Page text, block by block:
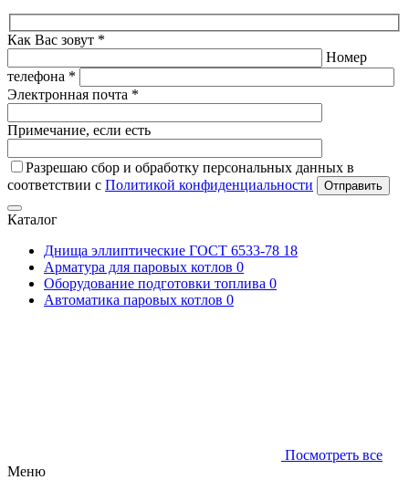
Как Вас зовут *
Номер
телефона *
Электронная почта *
Примечание, если есть
Разрешаю сбор и обработку персональных данных в
соответствии с Политикой конфиденциальности Отправить
Каталог
Днища эллиптические ГОСТ 6533-78 18
Арматура для паровых котлов 0
Оборудование подготовки топлива 0
Автоматика паровых котлов 0
Посмотреть все
Меню